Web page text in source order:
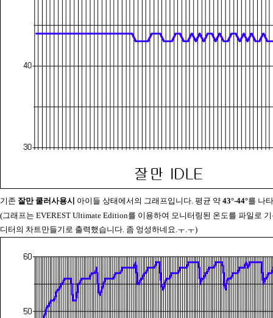
기존 잘만 쿨러사용시 아이들 상태에서의 그래프입니다. 평균 약 43°-44°를 나
(그래프는 EVEREST Ultimate Edition를 이용하여 모니터링된 온도를 파일로
디터의 차트만들기로 출력했습니다. 좀 엉성하네요.ㅜ.ㅜ)